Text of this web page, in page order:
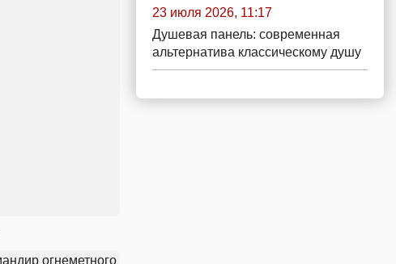
23 июля 2026, 11:17
Душевая панель: современная
альтернатива классическому душу